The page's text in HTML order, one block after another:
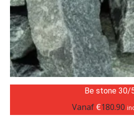
Be stone 30/
Vanaf €180.90